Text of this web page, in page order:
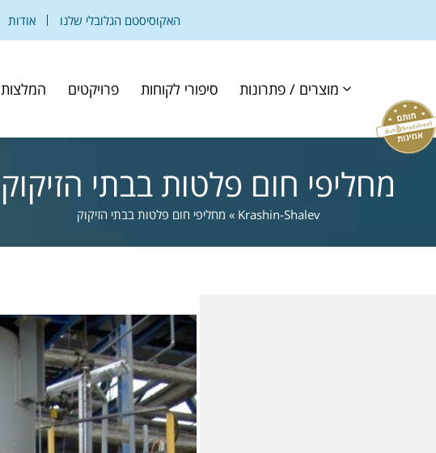
האקוסיסטם הגלובלי שלנו אודות
מוצרים / פתרונות סיפורי לקוחות פרויקטים המלצות
מחליפי חום פלטות בבתי הזיקוק
Krashin-Shalev
» מחליפי חום פלטות בבתי הזיקוק